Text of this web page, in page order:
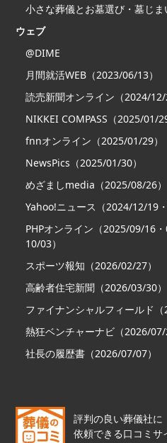
小さな葬儀とお墓選び・墓じま
ウェブ
@DIME
月間就活WEB（2023/06/13）
読売新聞オンライン（2024/12/
NIKKEI COMPASS（2025/01/29
fnnオンライン（2025/01/29）
NewsPics（2025/01/30）
めざましmedia（2025/08/26）
Yahoo!ニュース（2024/12/19
PHPオンライン（2025/09/16
10/03）
スポーツ報知（2026/02/27）
高齢者住宅新聞（2026/03/30）
ファイナンシャルフィールド（
熱狂ベンチャーナビ（2026/07/
社長の履歴書（2026/07/07）
評判の良い葬儀社に
依頼できる口コミサ